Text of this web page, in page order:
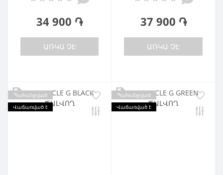
34 900 ֏
ԱՌԿԱ ՉԷ
37 900 ֏
ԱՌԿԱ ՉԷ
Պահանջված
Վաճառված է
Պահանջված
Վաճառված է